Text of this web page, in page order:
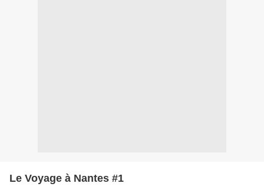
Le Voyage à Nantes #1